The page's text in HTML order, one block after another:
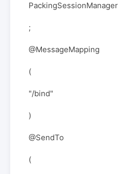
;
@MessageMapping
(
"/bind"
)
@SendTo
(